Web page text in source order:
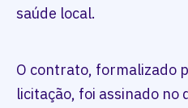
saúde local.
O contrato, formalizado
licitação, foi assinado no